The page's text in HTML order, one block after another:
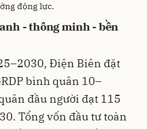
động lực.
- thông minh - bền
Điện Biên đặt
bình quân 10–
đầu người đạt 115
Tổng vốn đầu tư toàn